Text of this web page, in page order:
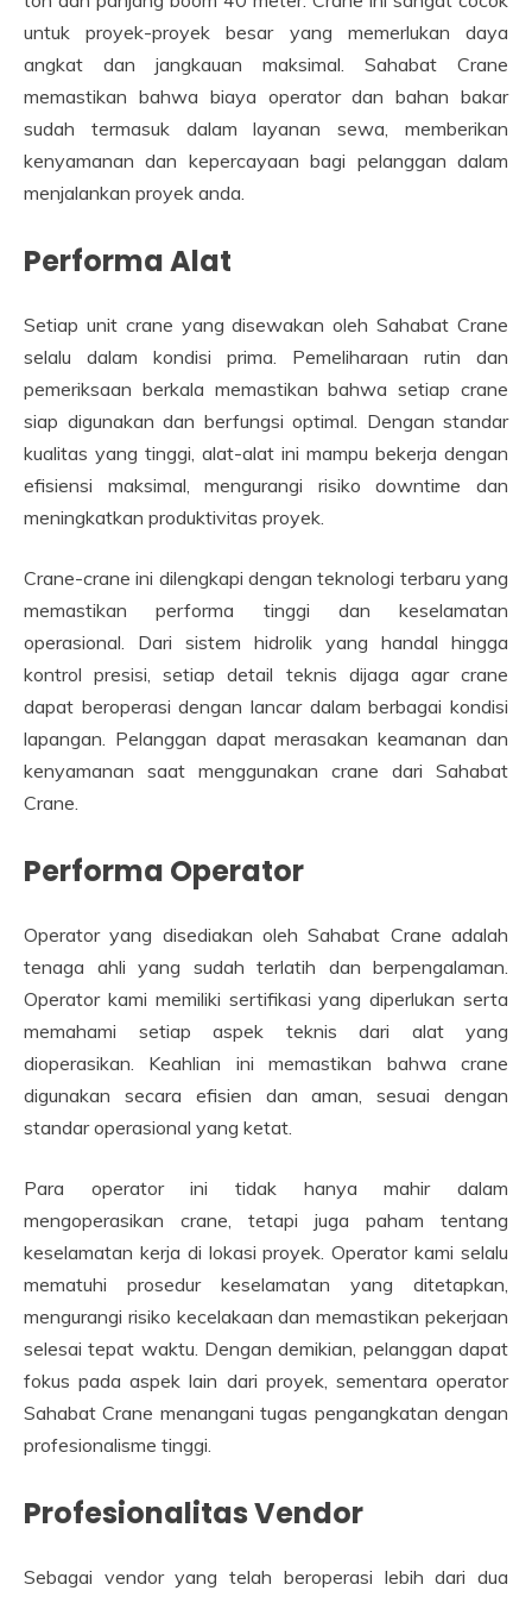
untuk proyek-proyek besar yang memerlukan daya
angkat dan jangkauan maksimal. Sahabat Crane
memastikan bahwa biaya operator dan bahan bakar
sudah termasuk dalam layanan sewa, memberikan
kenyamanan dan kepercayaan bagi pelanggan dalam
menjalankan proyek anda.
Performa Alat
Setiap unit crane yang disewakan oleh Sahabat Crane
selalu dalam kondisi prima. Pemeliharaan rutin dan
pemeriksaan berkala memastikan bahwa setiap crane
siap digunakan dan berfungsi optimal. Dengan standar
kualitas yang tinggi, alat-alat ini mampu bekerja dengan
efisiensi maksimal, mengurangi risiko downtime dan
meningkatkan produktivitas proyek.
Crane-crane ini dilengkapi dengan teknologi terbaru yang
memastikan performa tinggi dan keselamatan
operasional. Dari sistem hidrolik yang handal hingga
kontrol presisi, setiap detail teknis dijaga agar crane
dapat beroperasi dengan lancar dalam berbagai kondisi
lapangan. Pelanggan dapat merasakan keamanan dan
kenyamanan saat menggunakan crane dari Sahabat
Crane.
Performa Operator
Operator yang disediakan oleh Sahabat Crane adalah
tenaga ahli yang sudah terlatih dan berpengalaman.
Operator kami memiliki sertifikasi yang diperlukan serta
memahami setiap aspek teknis dari alat yang
dioperasikan. Keahlian ini memastikan bahwa crane
digunakan secara efisien dan aman, sesuai dengan
standar operasional yang ketat.
Para operator ini tidak hanya mahir dalam
mengoperasikan crane, tetapi juga paham tentang
keselamatan kerja di lokasi proyek. Operator kami selalu
mematuhi prosedur keselamatan yang ditetapkan,
mengurangi risiko kecelakaan dan memastikan pekerjaan
selesai tepat waktu. Dengan demikian, pelanggan dapat
fokus pada aspek lain dari proyek, sementara operator
Sahabat Crane menangani tugas pengangkatan dengan
profesionalisme tinggi.
Profesionalitas Vendor
Sebagai vendor yang telah beroperasi lebih dari dua